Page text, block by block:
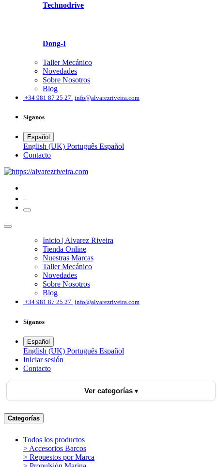
Technodrive
Dong-I
Taller Mecánico
Novedades
Sobre Nosotros
Blog
+34 981 87 25 27 info@alvarezriveira.com
Síganos
Español
English (UK) Português Español
​Contacto
Inicio | Alvarez Riveira
Tienda Online
Nuestras Marcas
Taller Mecánico
Novedades
Sobre Nosotros
Blog
+34 981 87 25 27 info@alvarezriveira.com
Síganos
Español
English (UK) Português Español
Iniciar sesión
​Contacto
Ver categorías
Categorías
Todos los productos
> Accesorios Barcos
> Repuestos por Marca